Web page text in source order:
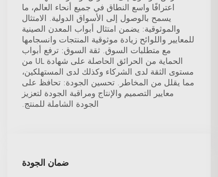
اعترافًا واسع النطاق في جميع أنحاء العالم، ما
يسمح بالوصول إلى الأسواق الدولية. الامتثال
والموثوقية: يضمن امتثال أبواب المعدن الصينية
للمعايير واللوائح زيادة موثوقية المنتجات وانسجامها
مع متطلبات السوق. ثقة السوق: ترفع أبواب
الحماية من الحرائق الحاصلة على شهادة UL من
مستوى الثقة لدى الشركاء وكذلك لدى المستهلكين،
مما يقلل من المخاطر. تحسين الجودة: تحافظ على
معايير التصميم والإنتاج ومراقبة الجودة لتعزيز
الجودة الشاملة للمنتج.
ضمان الجودة